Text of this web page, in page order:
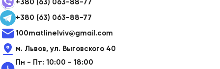
+380 (63) 063-88-77
+380 (63) 063-88-77
100matlinelviv@gmail.com
м. Львов, ул. Выговского 40
Пн - Пт: 10:00 - 18:00